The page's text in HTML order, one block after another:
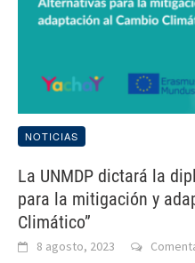
NOTICIAS
La UNMDP dictará la
para la mitigación y
Climático”
8 agosto, 2023